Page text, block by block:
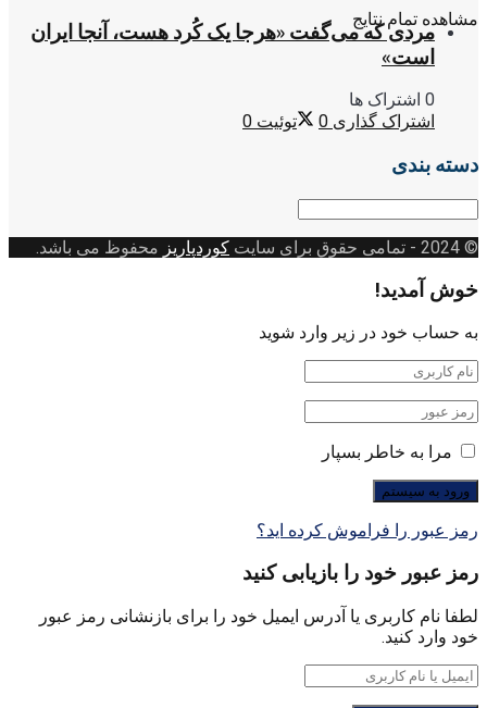
مشاهده تمام نتایج
مردی که می‌گفت «هرجا یک کُرد هست، آنجا ایران
است»
0 اشتراک ها
اشتراک گذاری 0 توئیت 0
دسته بندی
دسته
© 2024
- تمامی حقوق برای سایت کوردپاریز محفوظ می باشد.
خوش آمدید!
به حساب خود در زیر وارد شوید
مرا به خاطر بسپار
رمز عبور را فراموش کرده اید؟
رمز عبور خود را بازیابی کنید
لطفا نام کاربری یا آدرس ایمیل خود را برای بازنشانی رمز عبور
خود وارد کنید.